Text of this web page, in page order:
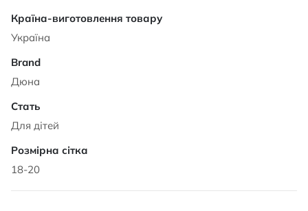
Характеристики
Україна
Дюна
Для дітей
18-20